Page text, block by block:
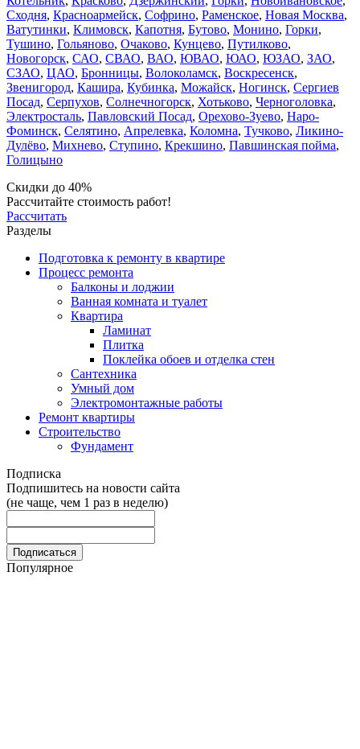
Сходня, Красноармейск, Софрино, Раменское, Новая Москва,
Ватутинки, Климовск, Капотня, Бутово, Монино, Горки,
Тушино, Гольяново, Очаково, Кунцево, Путилково,
Новогорск, САО, СВАО, ВАО, ЮВАО, ЮАО, ЮЗАО, ЗАО,
СЗАО, ЦАО, Бронницы, Волоколамск, Воскресенск,
Звенигород, Кашира, Кубинка, Можайск, Ногинск, Сергиев
Посад, Серпухов, Солнечногорск, Хотьково, Черноголовка,
Электросталь, Павловский Посад, Орехово-Зуево, Наро-
Фоминск, Селятино, Апрелевка, Коломна, Тучково, Ликино-
Дулёво, Михнево, Ступино, Крекшино, Павшинская пойма,
Голицыно
Скидки до 40%
Рассчитайте стоимость работ!
Рассчитать
Разделы
Подготовка к ремонту в квартире
Процесс ремонта
Балконы и лоджии
Ванная комната и туалет
Квартира
Ламинат
Плитка
Поклейка обоев и отделка стен
Сантехника
Умный дом
Электромонтажные работы
Ремонт квартиры
Строительство
Фундамент
Подписка
Подпишитесь на новости сайта
(не чаще, чем 1 раз в неделю)
Популярное